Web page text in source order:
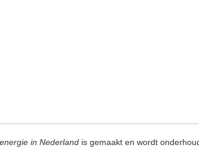
in Nederland is gemaakt en wordt